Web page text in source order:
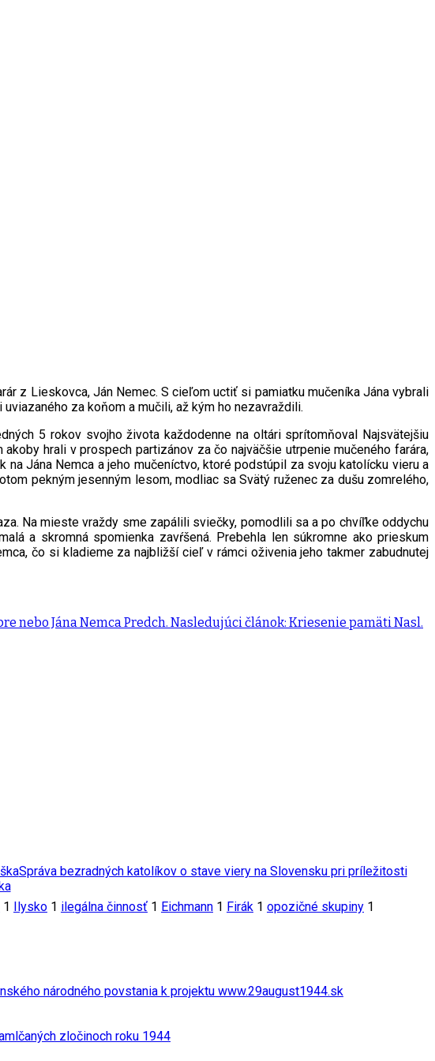
z Lieskovca, Ján Nemec. S cieľom uctiť si pamiatku mučeníka Jána vybrali
za koňom a mučili, až kým ho nezavraždili.
5 rokov svojho života každodenne na oltári sprítomňoval Najsvätejšiu
hrali v prospech partizánov za čo najväčšie utrpenie mučeného farára,
Jána Nemca a jeho mučeníctvo, ktoré podstúpil za svoju katolícku vieru a
pekným jesenným lesom, modliac sa Svätý ruženec za dušu zomrelého,
Na mieste vraždy sme zapálili sviečky, pomodlili sa a po chvíľke oddychu
a skromná spomienka zavŕšená. Prebehla len súkromne ako prieskum
čo si kladieme za najbližší cieľ v rámci oživenia jeho takmer zabudnutej
nebo Jána Nemca Predch. Nasledujúci článok: Kriesenie pamäti Nasl.
Správa bezradných katolíkov o stave viery na Slovensku pri príležitosti
1 Ilysko 1 ilegálna činnosť 1 Eichmann 1 Firák 1 opozičné skupiny 1
národného povstania k projektu www.29august1944.sk
zločinoch roku 1944